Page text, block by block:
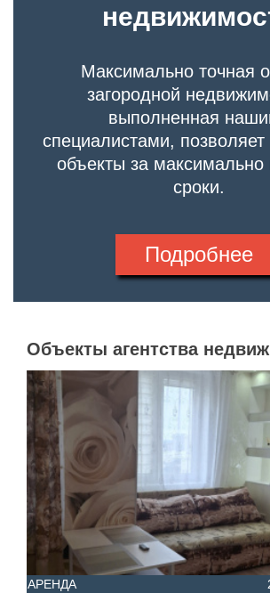
Максимально точная
загородной
выполненная
специалистами, позволяет
объекты за максимально
сроки.
Подробнее
Объекты агентства
АРЕНДА